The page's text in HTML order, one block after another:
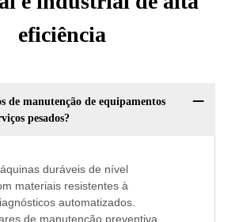
eficiência
de manutenção de equipamentos
pesados?
duráveis de nível
materiais resistentes à
automatizados.
de manutenção preventiva